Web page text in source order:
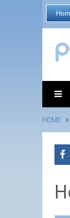
HOME